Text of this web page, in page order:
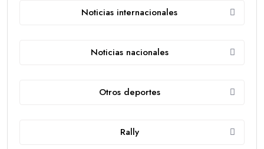
Noticias internacionales
Noticias nacionales
Otros deportes
Rally